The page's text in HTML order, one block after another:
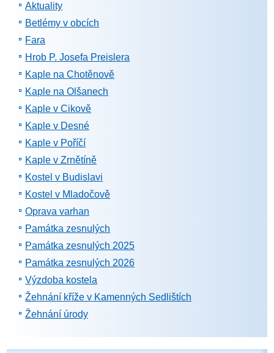
Aktuality
Betlémy v obcích
Fara
Hrob P. Josefa Preislera
Kaple na Chotěnově
Kaple na Olšanech
Kaple v Cikově
Kaple v Desné
Kaple v Poříčí
Kaple v Zrnětíně
Kostel v Budislavi
Kostel v Mladočově
Oprava varhan
Památka zesnulých
Památka zesnulých 2025
Památka zesnulých 2026
Výzdoba kostela
Žehnání kříže v Kamenných Sedlištích
Žehnání úrody